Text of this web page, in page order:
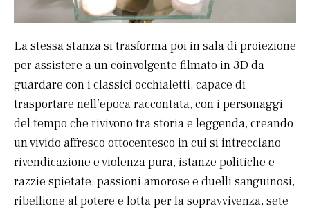
La stessa stanza si trasforma poi in sala di proiezione
per assistere a un coinvolgente filmato in 3D da
guardare con i classici occhialetti, capace di
trasportare nell’epoca raccontata, con i personaggi
del tempo che rivivono tra storia e leggenda, creando
un vivido affresco ottocentesco in cui si intrecciano
rivendicazione e violenza pura, istanze politiche e
razzie spietate, passioni amorose e duelli sanguinosi,
ribellione al potere e lotta per la sopravvivenza, sete